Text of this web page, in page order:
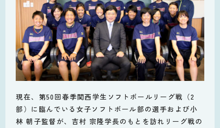
現在、第50回春季関西学生ソフトボールリーグ戦（2
部）に臨んでいる女子ソフトボール部の選手および小
林 朝子監督が、吉村 宗隆学長のもとを訪れリーグ戦の